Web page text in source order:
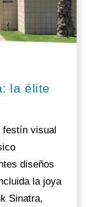
la élite
festín visual
diseños
la joya
Sinatra,